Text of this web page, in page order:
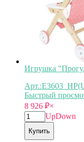
Игрушка
Быстрый
8 926 ₽×
UpDown
Купить